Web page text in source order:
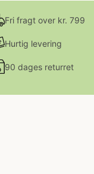
Fri fragt over kr. 799
Hurtig levering
90 dages returret